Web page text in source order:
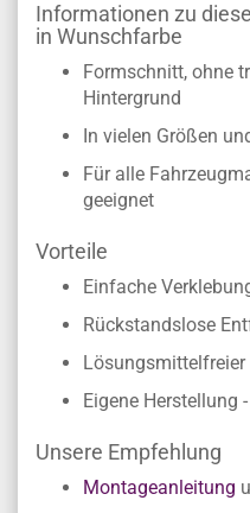
Informationen zu
in Wunschfarbe
Formschnitt, ohne
Hintergrund
In vielen Größen
Für alle
geeignet
Vorteile
Einfache
Rückstandslose
Eigene Herstellung
Unsere Empfehlung
Montageanleitung